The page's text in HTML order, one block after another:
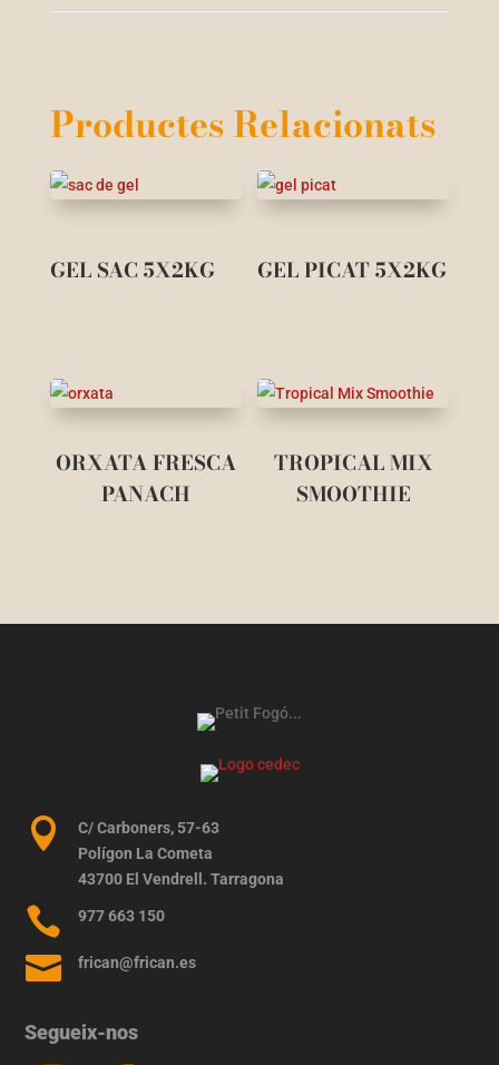
Productes Relacionats
GEL SAC 5X2KG GEL PICAT 5X2KG
ORXATA FRESCA
PANACH
TROPICAL MIX
SMOOTHIE

C/ Carboners, 57-63
Polígon La Cometa
43700 El Vendrell. Tarragona
 977 663 150
 frican@frican.es
Segueix-nos